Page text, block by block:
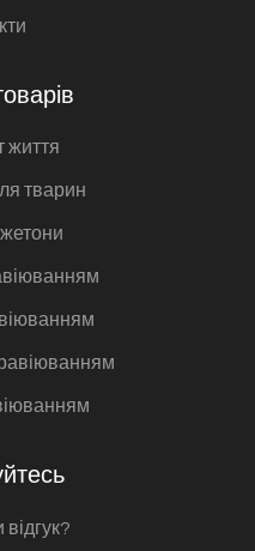
життя
тварин